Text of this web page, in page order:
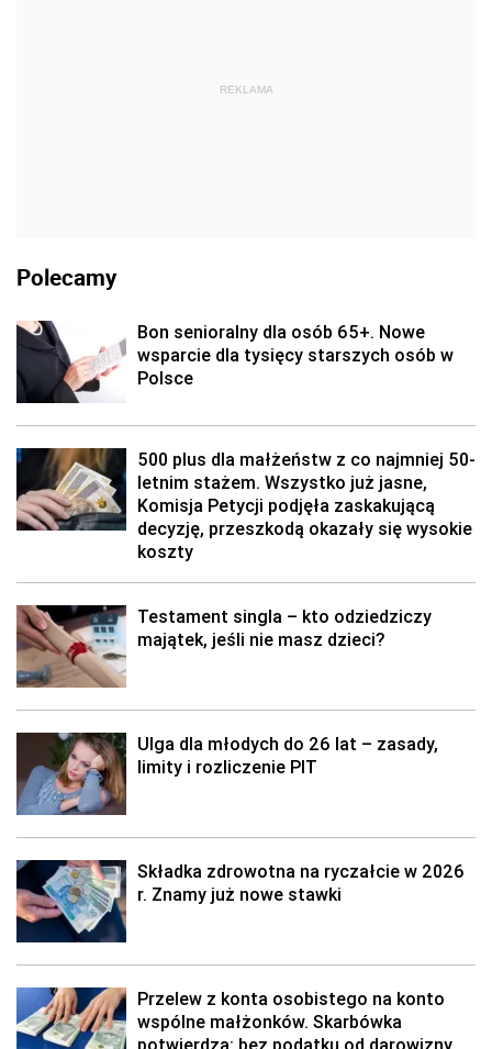
REKLAMA
Polecamy
Bon senioralny dla osób 65+. Nowe
wsparcie dla tysięcy starszych osób w
Polsce
500 plus dla małżeństw z co najmniej 50-
letnim stażem. Wszystko już jasne,
Komisja Petycji podjęła zaskakującą
decyzję, przeszkodą okazały się wysokie
koszty
Testament singla – kto odziedziczy
majątek, jeśli nie masz dzieci?
Ulga dla młodych do 26 lat – zasady,
limity i rozliczenie PIT
Składka zdrowotna na ryczałcie w 2026
r. Znamy już nowe stawki
Przelew z konta osobistego na konto
wspólne małżonków. Skarbówka
potwierdza: bez podatku od darowizny